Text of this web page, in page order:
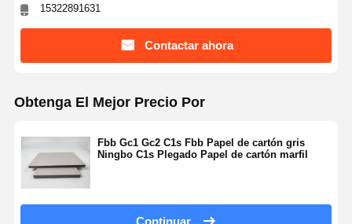
15322891631
Contactar ahora
Obtenga El Mejor Precio Por
Fbb Gc1 Gc2 C1s Fbb Papel de cartón gris
Ningbo C1s Plegado Papel de cartón marfil